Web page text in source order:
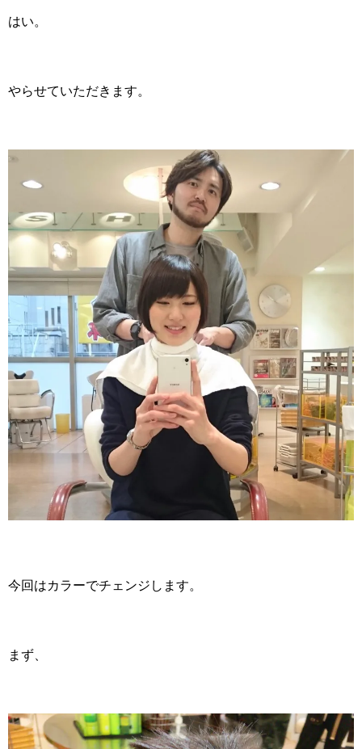
はい。
やらせていただきます。
今回はカラーでチェンジします。
まず、